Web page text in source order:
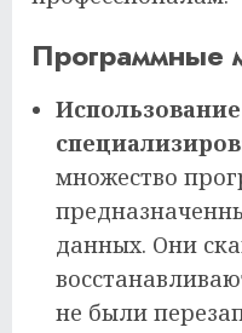
Программные
Использование
множество
данных. Они
не были